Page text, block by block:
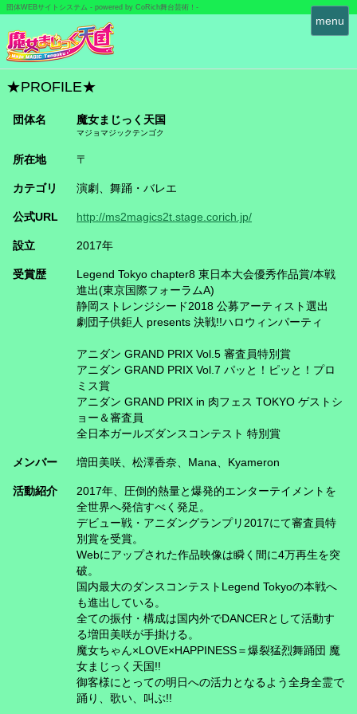
団体WEBサイトシステム - powered by CoRich舞台芸術！-
T
o
g
menu
★PROFILE★
団体名 魔女まじっく天国
マジョマジックテンゴク
所在地 〒
カテゴリ 演劇、舞踊・バレエ
公式URL http://ms2magics2t.stage.corich.jp/
設立 2017年
受賞歴
Legend Tokyo chapter8 東日本大会優秀作品賞/本戦
進出(東京国際フォーラムA)
静岡ストレンジシード2018 公募アーティスト選出
劇団子供鉅人 presents 決戦!!ハロウィンパーティ
アニダン GRAND PRIX Vol.5 審査員特別賞
アニダン GRAND PRIX Vol.7 パッと！ピッと！プロ
ミス賞
アニダン GRAND PRIX in 肉フェス TOKYO ゲストシ
ョー＆審査員
全日本ガールズダンスコンテスト 特別賞
メンバー 増田美咲、松澤香奈、Mana、Kyameron
活動紹介
2017年、圧倒的熱量と爆発的エンターテイメントを
全世界へ発信すべく発足。
デビュー戦・アニダングランプリ2017にて審査員特
別賞を受賞。
Webにアップされた作品映像は瞬く間に4万再生を突
破。
国内最大のダンスコンテストLegend Tokyoの本戦へ
も進出している。
全ての振付・構成は国内外でDANCERとして活動す
る増田美咲が手掛ける。
魔女ちゃん×LOVE×HAPPINESS＝爆裂猛烈舞踊団 魔
女まじっく天国!!
御客様にとっての明日への活力となるよう全身全霊で
踊り、歌い、叫ぶ!!